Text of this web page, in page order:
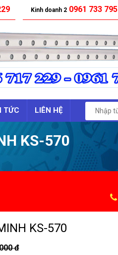
Kinh doanh 2 0961 733 795
TỨC LIÊN HỆ
KS-570
KS-570
đ